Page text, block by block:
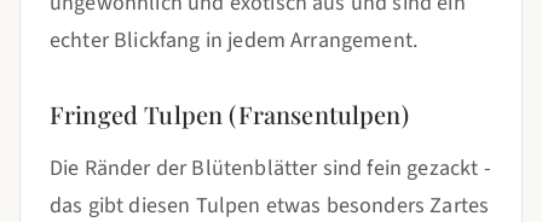
echter Blickfang in jedem Arrangement.
Fringed Tulpen (Fransentulpen)
Die Ränder der Blütenblätter sind fein gezackt -
das gibt diesen Tulpen etwas besonders Zartes